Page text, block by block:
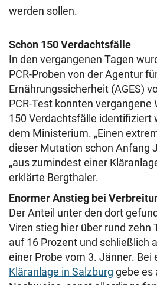
werden sollen.
Schon 150 Verdachtsfälle
In den vergangenen Tagen
PCR-Proben von der Agentur
Ernährungssicherheit (AGES)
PCR-Test konnten
150 Verdachtsfälle identifiziert
dem Ministerium. „Einen
dieser Mutation schon Anfang
„aus zumindest einer
erklärte Bergthaler.
Enormer Anstieg bei
Der Anteil unter den dort
Viren stieg hier über rund zehn
auf 16 Prozent und schließlich
einer Probe vom 3. Jänner. Bei
Kläranlage in Salzburg gebe es